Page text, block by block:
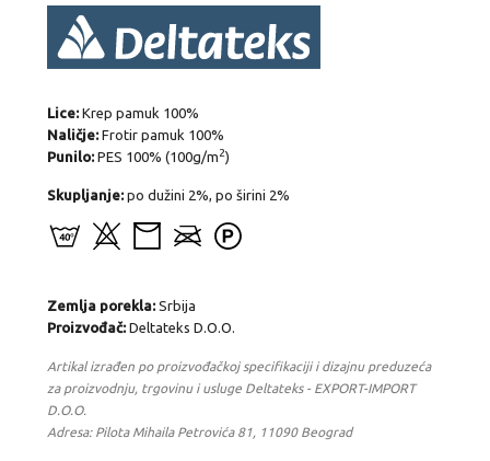
Lice:Krep pamuk 100%
Naličje:Frotir pamuk 100%
Punilo:PES 100% (100g/m2)
Skupljanje:po dužini 2%, po širini 2%
Zemlja porekla:Srbija
Proizvođač:Deltateks D.O.O.
Artikal izrađen po proizvođačkoj specifikaciji i dizajnu preduzeća
za proizvodnju, trgovinu i usluge Deltateks - EXPORT-IMPORT
D.O.O.
Adresa: Pilota Mihaila Petrovića 81, 11090 Beograd